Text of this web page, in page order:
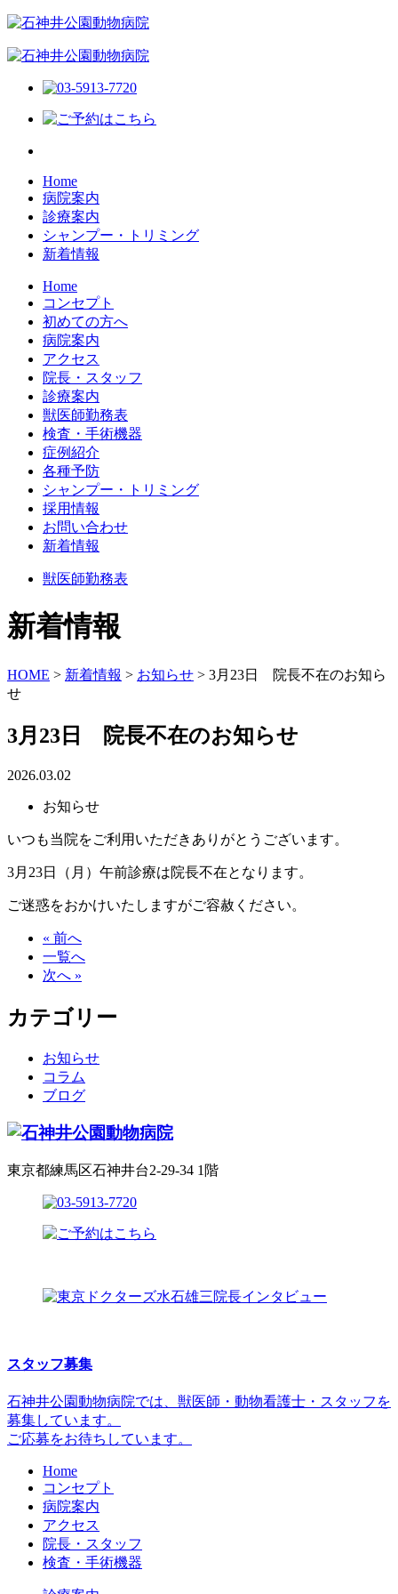
Home
病院案内
診療案内
シャンプー・トリミング
新着情報
Home
コンセプト
初めての方へ
病院案内
アクセス
院長・スタッフ
診療案内
獣医師勤務表
検査・手術機器
症例紹介
各種予防
シャンプー・トリミング
採用情報
お問い合わせ
新着情報
獣医師勤務表
新着情報
HOME > 新着情報 > お知らせ > 3月23日 院長不在のお知ら
せ
3月23日 院長不在のお知らせ
2026.03.02
お知らせ
いつも当院をご利用いただきありがとうございます。
3月 23日（月）午前診療は院長不在となります。
ご迷惑をおかけいたしますがご容赦ください。
« 前へ
一覧へ
次へ »
カテゴリー
お知らせ
コラム
ブログ
東京都練馬区石神井台2-29-34 1階
スタッフ募集
石神井公園動物病院では、獣医師・動物看護士・スタッフを
募集しています。
ご応募をお待ちしています。
Home
コンセプト
病院案内
アクセス
院長・スタッフ
検査・手術機器